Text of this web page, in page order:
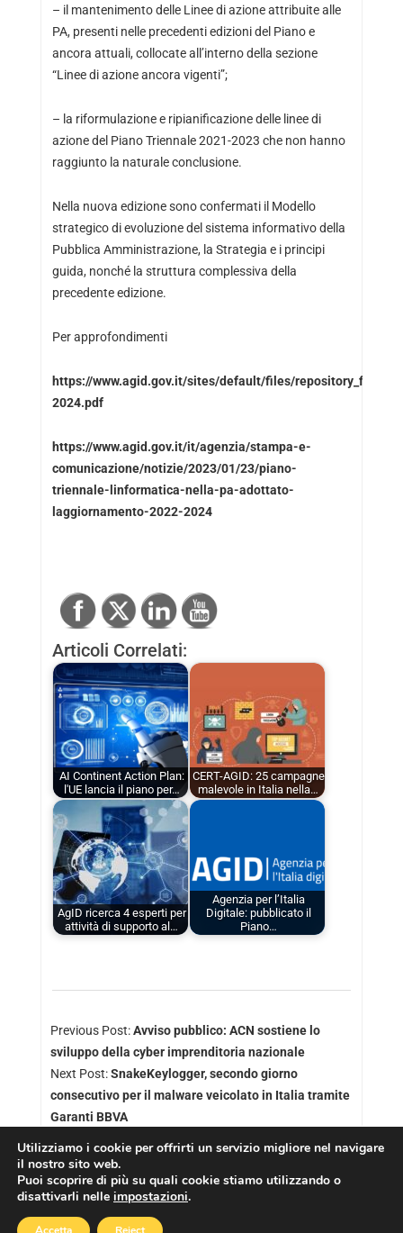
– il mantenimento delle Linee di azione attribuite alle
PA, presenti nelle precedenti edizioni del Piano e
ancora attuali, collocate all’interno della sezione
“Linee di azione ancora vigenti”;
– la riformulazione e ripianificazione delle linee di
azione del Piano Triennale 2021-2023 che non hanno
raggiunto la naturale conclusione.
Nella nuova edizione sono confermati il Modello
strategico di evoluzione del sistema informativo della
Pubblica Amministrazione, la Strategia e i principi
guida, nonché la struttura complessiva della
precedente edizione.
Per approfondimenti
https://www.agid.gov.it/sites/default/files/repository_files/
2024.pdf
https://www.agid.gov.it/it/agenzia/stampa-e-
comunicazione/notizie/2023/01/23/piano-
triennale-linformatica-nella-pa-adottato-
laggiornamento-2022-2024
Articoli Correlati:
AI Continent Action Plan:
l'UE lancia il piano per…
CERT-AGID: 25 campagne
malevole in Italia nella…
AgID ricerca 4 esperti per
attività di supporto al…
Agenzia per l’Italia
Digitale: pubblicato il
Piano…
Previous Post:Avviso pubblico: ACN sostiene lo
sviluppo della cyber imprenditoria nazionale
Next Post:SnakeKeylogger, secondo giorno
consecutivo per il malware veicolato in Italia tramite
Garanti BBVA
Copyright © 2026
Utilizziamo i cookie per offrirti un servizio migliore nel navigare
il nostro sito web.
Puoi scoprire di più su quali cookie stiamo utilizzando o
disattivarli nelle impostazioni.